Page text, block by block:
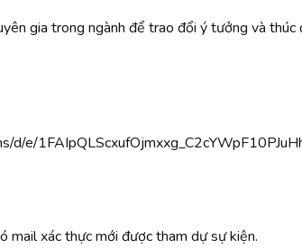
gia trong ngành để trao đổi ý tưởng và
d/e/
mail xác thực mới được tham dự sự kiện.